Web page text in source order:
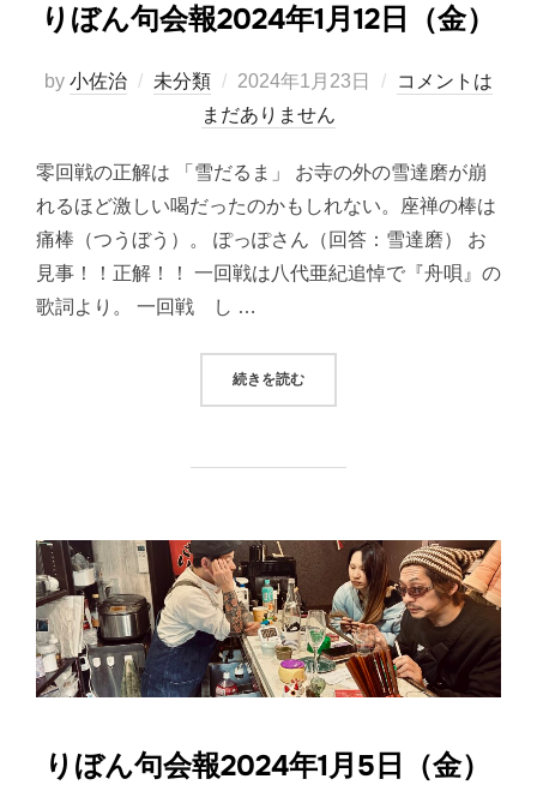
りぼん句会報2024年1月12日（金）
by 小佐治 未分類
投
稿
2024年1月23日
コメントは
まだありません
零回戦の正解は 「雪だるま」 お寺の外の雪達磨が崩
れるほど激しい喝だったのかもしれない。座禅の棒は
痛棒（つうぼう）。 ぽっぽさん（回答：雪達磨） お
見事！！正解！！ 一回戦は八代亜紀追悼で『舟唄』の
歌詞より。 一回戦 し …
続きを読む“りぼん句会報2024年1月12日（金
りぼん句会報2024年1月5日（金）